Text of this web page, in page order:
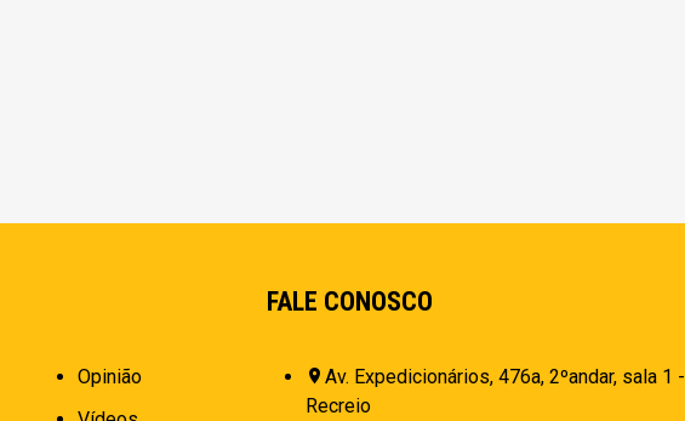
Opinião
FALE CONOSCO
Av. Expedicionários, 476a, 2ºandar, sala 1 -
Recreio